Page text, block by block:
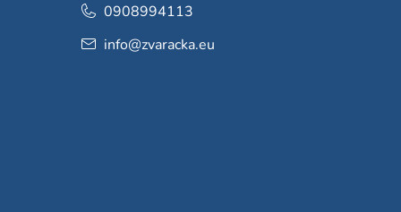
info@zvaracka.eu
0908994113